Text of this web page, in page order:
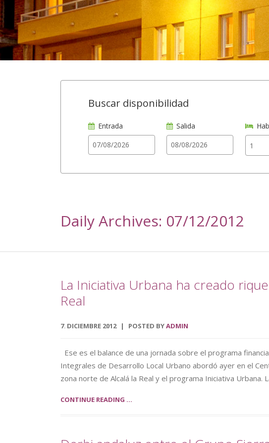
Buscar disponibilidad
Entrada Salida
Daily Archives: 07/12/2012
La Iniciativa Urbana ha creado
Real
7. DICIEMBRE 2012 POSTED BYADMIN
Ese es el balance de una jornada sobre el programa
Integrales de Desarrollo Local Urbano abordó ayer en el
zona norte de Alcalá la Real y el programa Iniciativa
CONTINUE READING ...